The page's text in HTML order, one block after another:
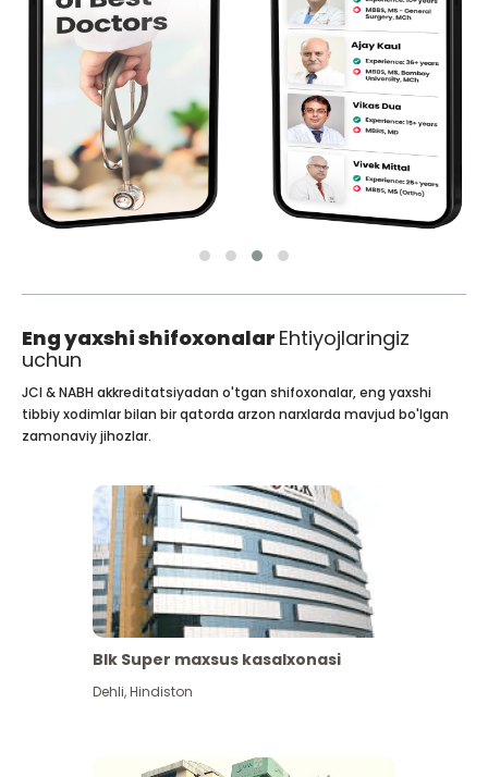
Eng yaxshi shifoxonalar Ehtiyojlaringiz
uchun
JCI & NABH akkreditatsiyadan o'tgan shifoxonalar, eng yaxshi
tibbiy xodimlar bilan bir qatorda arzon narxlarda mavjud bo'lgan
zamonaviy jihozlar.
Blk Super maxsus kasalxonasi
Dehli,Hindiston